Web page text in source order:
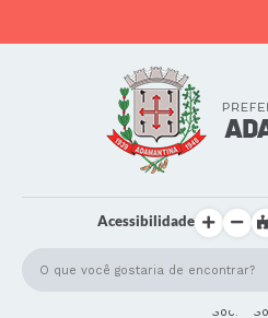
Acessibilidade